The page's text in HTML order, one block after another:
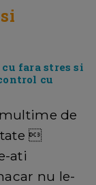
fara stres si
cu
de

ati
nu le-